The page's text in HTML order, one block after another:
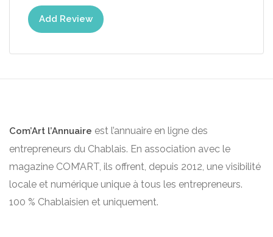
Add Review
Com’Art l’Annuaire est l’annuaire en ligne des
entrepreneurs du Chablais. En association avec le
magazine COM’ART, ils offrent, depuis 2012, une visibilité
locale et numérique unique à tous les entrepreneurs.
100 % Chablaisien et uniquement.